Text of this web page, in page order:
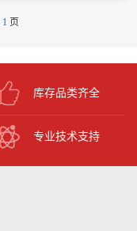
1 页
库存品类齐全
专业技术支持